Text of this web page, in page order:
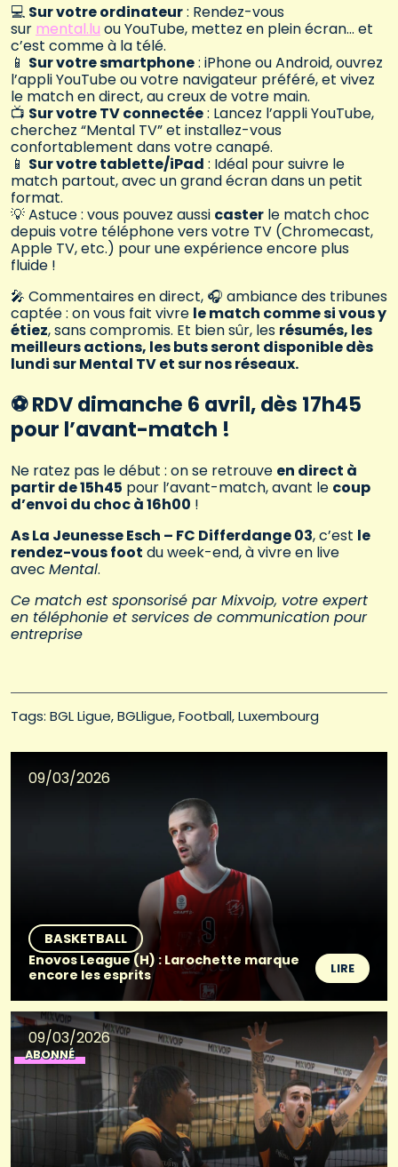
💻 Sur votre ordinateur: Rendez-vous
sur mental.lu ou YouTube, mettez en plein écran… et
c’est comme à la télé.
📱 Sur votre smartphone: iPhone ou Android, ouvrez
l’appli YouTube ou votre navigateur préféré, et vivez
le match en direct, au creux de votre main.
📺 Sur votre TV connectée: Lancez l’appli YouTube,
cherchez “Mental TV” et installez-vous
confortablement dans votre canapé.
📱 Sur votre tablette/iPad : Idéal pour suivre le
match partout, avec un grand écran dans un petit
format.
💡 Astuce : vous pouvez aussi caster le match choc
depuis votre téléphone vers votre TV (Chromecast,
Apple TV, etc.) pour une expérience encore plus
fluide !
🎤 Commentaires en direct, 🎧 ambiance des tribunes
captée : on vous fait vivre le match comme si vous y
étiez, sans compromis. Et bien sûr, les résumés, les
meilleurs actions, les buts seront disponible dès
lundi sur Mental TV et sur nos réseaux.
⚽️ RDV dimanche 6 avril, dès 17h45
pour l’avant-match !
Ne ratez pas le début : on se retrouve en direct à
partir de 15h45 pour l’avant-match, avant le coup
d’envoi du choc à 16h00 !
As La Jeunesse Esch – FC Differdange 03, c’est le
rendez-vous foot du week-end, à vivre en live
avec Mental.
Ce match est sponsorisé par Mixvoip, votre expert
en téléphonie et services de communication pour
entreprise
Tags: BGL Ligue BGLligue Football Luxembourg
09/03/2026
BASKETBALL
Enovos League (H) : Larochette marque
encore les esprits
LIRE
09/03/2026
ABONNÉ